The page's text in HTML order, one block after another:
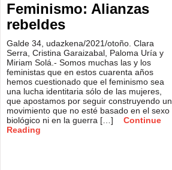
Feminismo: Alianzas
rebeldes
Galde 34, udazkena/2021/otoño. Clara
Serra, Cristina Garaizabal, Paloma Uría y
Miriam Solá.- Somos muchas las y los
feministas que en estos cuarenta años
hemos cuestionado que el feminismo sea
una lucha identitaria sólo de las mujeres,
que apostamos por seguir construyendo un
movimiento que no esté basado en el sexo
biológico ni en la guerra […]
Continue
Reading